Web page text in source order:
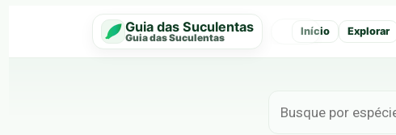
Guia das Suculentas
Guia das Suculentas
Início Explorar